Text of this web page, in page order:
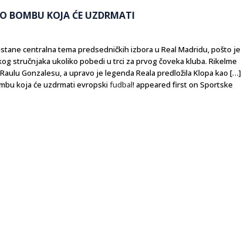
BOMBU KOJA ĆE UZDRMATI
centralna tema predsedničkih izbora u Real Madridu, pošto je
stručnjaka ukoliko pobedi u trci za prvog čoveka kluba. Rikelme
Gonzalesu, a upravo je legenda Reala predložila Klopa kao […]
koja će uzdrmati evropski fudbal! appeared first on Sportske